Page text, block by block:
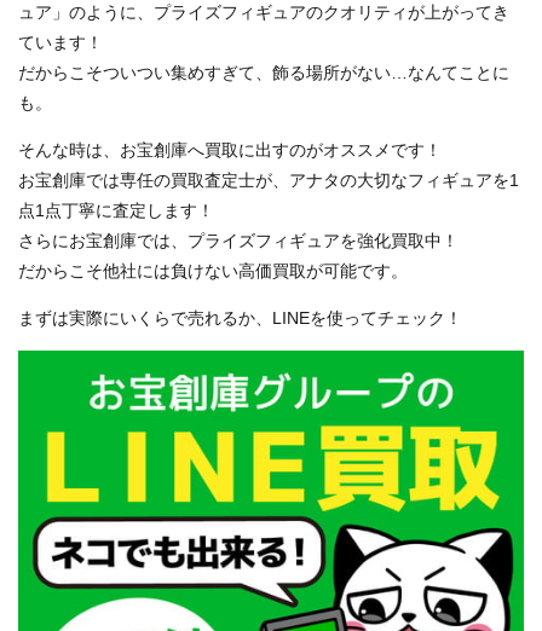
ュア」のように、プライズフィギュアのクオリティが上がってき
ています！
だからこそついつい集めすぎて、飾る場所がない…なんてことに
も。
そんな時は、お宝創庫へ買取に出すのがオススメです！
お宝創庫では専任の買取査定士が、アナタの大切なフィギュアを1
点1点丁寧に査定します！
さらにお宝創庫では、プライズフィギュアを強化買取中！
だからこそ他社には負けない高価買取が可能です。
まずは実際にいくらで売れるか、LINEを使ってチェック！